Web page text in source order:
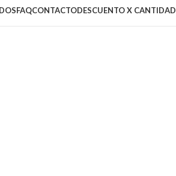
FAQCONTACTODESCUENTO X CANTIDAD